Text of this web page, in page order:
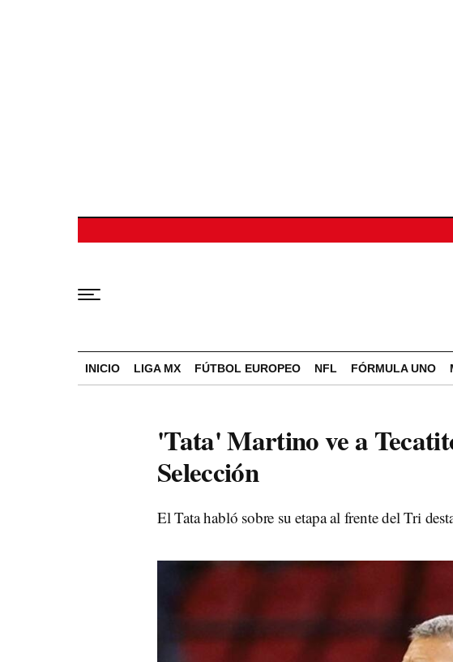
INICIO LIGA MX FÚTBOL EUROPEO NFL FÓRMULA UNO
'Tata' Martino ve a
Selección
El Tata habló sobre su etapa al frente del Tri